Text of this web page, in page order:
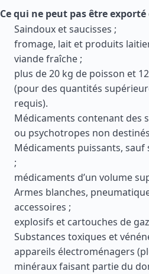
Ce qui ne peut pas être exporté
Saindoux et saucisses ;
fromage, lait et produits
viande fraîche ;
plus de 20 kg de poisson et
(pour des quantités
requis).
Médicaments contenant des
ou psychotropes non
Médicaments puissants,
;
médicaments d’un volume
Armes blanches,
accessoires ;
explosifs et cartouches de
Substances toxiques et
appareils électroménagers
minéraux faisant partie du